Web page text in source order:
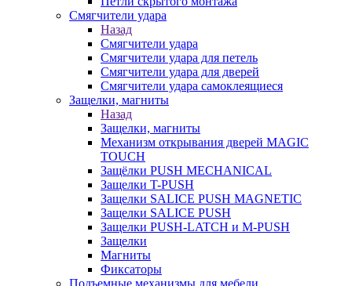
Смягчители удара
Назад
Смягчители удара
Смягчители удара для петель
Смягчители удара для дверей
Cмягчители удара самоклеящиеся
Защелки, магниты
Назад
Защелки, магниты
Механизм открывания дверей MAGIC
TOUCH
Защёлки PUSH MECHANICAL
Защелки T-PUSH
Защелки SALICE PUSH MAGNETIC
Защелки SALICE PUSH
Защелки PUSH-LATCH и M-PUSH
Защелки
Магниты
Фиксаторы
Подъемные механизмы для мебели